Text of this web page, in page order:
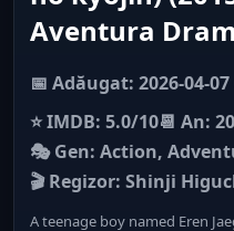
Aventura
📅 Adăugat: 2026-04-
⭐ IMDB: 5.0/10📆 An:
🎭 Gen: Action,
🎬 Regizor: Shinji
A teenage boy named Eren